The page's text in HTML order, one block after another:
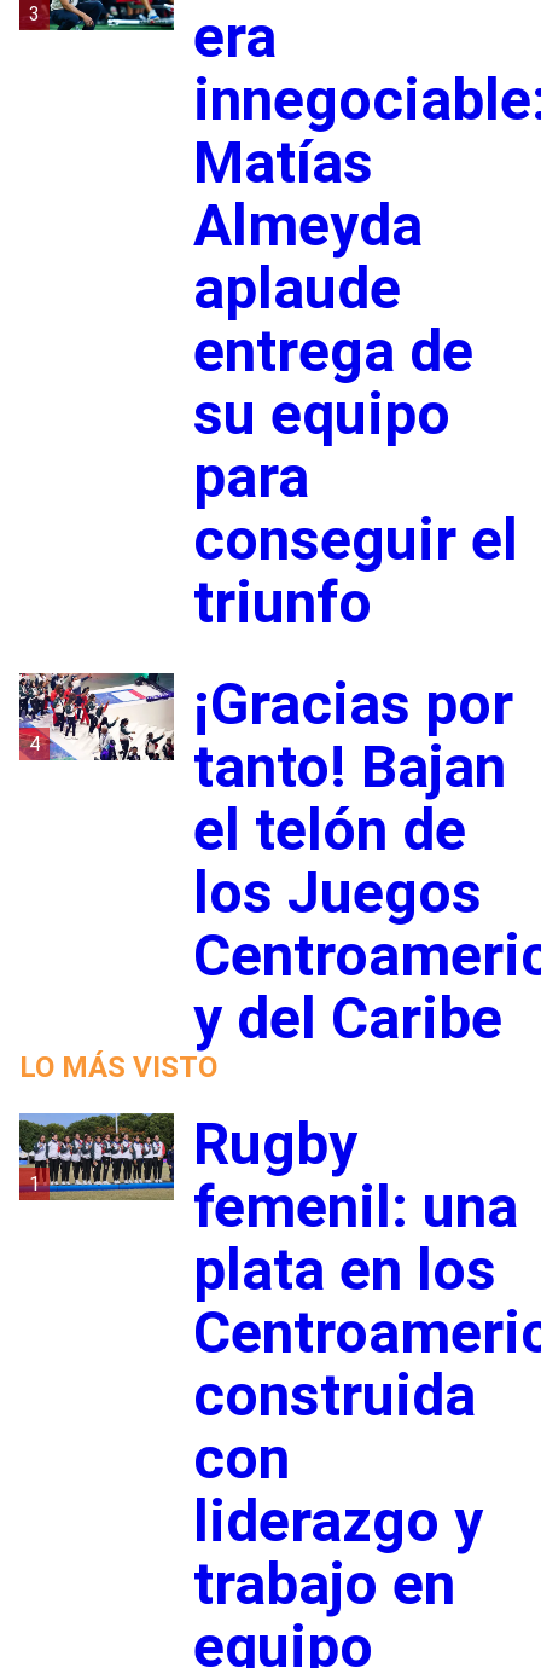
3
era
Matías
Almeyda
aplaude
entrega de
su equipo
para
conseguir el
triunfo
4
¡Gracias por
tanto! Bajan
el telón de
los Juegos
y del Caribe
LO MÁS VISTO
1
Rugby
femenil: una
plata en los
construida
con
liderazgo y
trabajo en
equipo